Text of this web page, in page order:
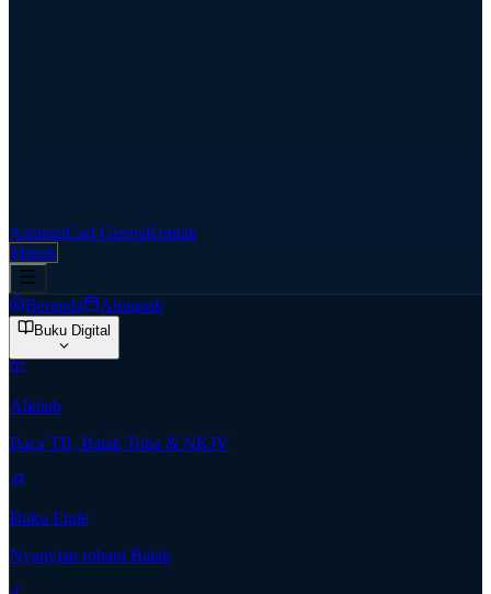
AspirasiCari GerejaKontak
Masuk
Beranda Almanak
Buku Digital
Alkitab
Baca TB, Batak Toba & NKJV
Buku Ende
Nyanyian rohani Batak